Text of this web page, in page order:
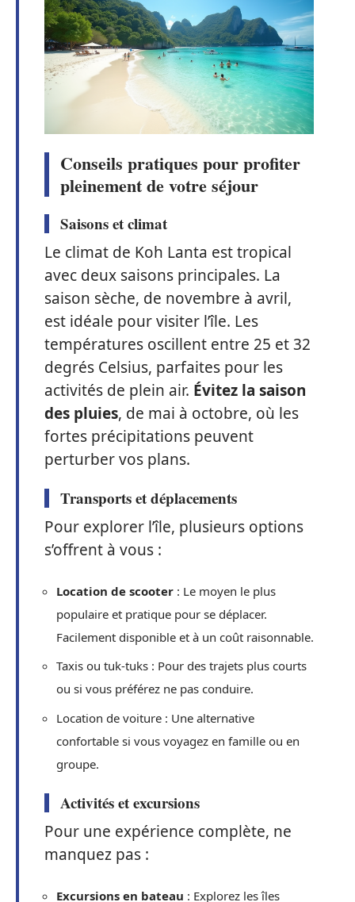
Conseils pratiques pour profiter
pleinement de votre séjour
Saisons et climat
Le climat de Koh Lanta est tropical
avec deux saisons principales. La
saison sèche, de novembre à avril,
est idéale pour visiter l’île. Les
températures oscillent entre 25 et 32
degrés Celsius, parfaites pour les
activités de plein air. Évitez la saison
des pluies, de mai à octobre, où les
fortes précipitations peuvent
perturber vos plans.
Transports et déplacements
Pour explorer l’île, plusieurs options
s’offrent à vous :
Location de scooter : Le moyen le plus
populaire et pratique pour se déplacer.
Facilement disponible et à un coût raisonnable.
Taxis ou tuk-tuks : Pour des trajets plus courts
ou si vous préférez ne pas conduire.
Location de voiture : Une alternative
confortable si vous voyagez en famille ou en
groupe.
Activités et excursions
Pour une expérience complète, ne
manquez pas :
Excursions en bateau : Explorez les îles